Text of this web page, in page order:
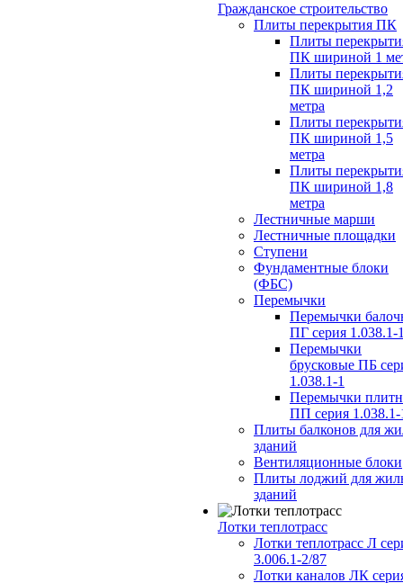
Гражданское строительство
Плиты перекрытия ПК
Плиты
ПК шириной 1
Плиты
ПК шириной 1,2
метра
Плиты
ПК шириной 1,5
метра
Плиты
ПК шириной 1,8
метра
Лестничные марши
Лестничные площадки
Ступени
Фундаментные блоки
(ФБС)
Перемычки
Перемычки
ПГ серия 1.038.1-
Перемычки
брусковые ПБ
1.038.1-1
Перемычки
ПП серия 1.038.1-
Плиты балконов для
зданий
Вентиляционные блоки
Плиты лоджий для
зданий
Лотки теплотрасс
Лотки теплотрасс Л
3.006.1-2/87
Лотки каналов ЛК